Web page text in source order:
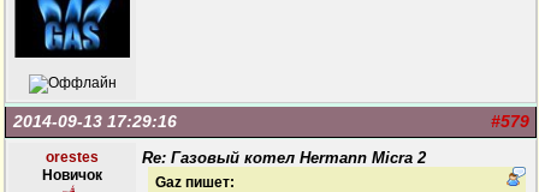
#579
2014-09-13 17:29:16
orestes
Новичок
Re: Газовый котел Hermann Micra 2
Gaz пишет: